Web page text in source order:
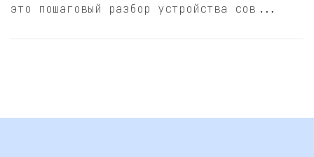
это пошаговый разбор устройства сов...